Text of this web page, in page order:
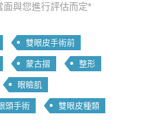
面與您進行評估而定*
雙眼皮手術前
蒙古摺 整形
眼瞼肌
頭手術 雙眼皮種類